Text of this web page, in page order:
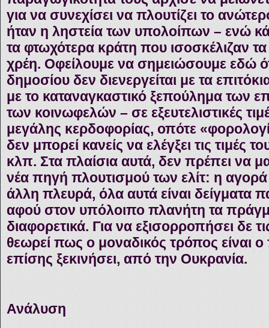
για να συνεχίσει να πλουτίζει το
ήταν η ληστεία των υπολοίπων – ενώ
τα φτωχότερα κράτη που ισοσκέλιζαν τα
χρέη. Οφείλουμε να σημειώσουμε εδώ
δημοσίου δεν διενεργείται με τα
με το καταναγκαστικό ξεπούλημα των
των κοινωφελών – σε εξευτελιστικές
μεγάλης κερδοφορίας, οπότε
δεν μπορεί κανείς να ελέγξει τις τιμές
κλπ. Στα πλαίσια αυτά, δεν πρέπει να
νέα πηγή πλουτισμού των ελίτ: η
άλλη πλευρά, όλα αυτά είναι δείγματα
αφού στον υπόλοιπο πλανήτη τα
διαφορετικά. Για να εξισορροπήσει δε
θεωρεί πως ο μοναδικός τρόπος είναι
επίσης ξεκινήσει, από την Ουκρανία.
Ανάλυση